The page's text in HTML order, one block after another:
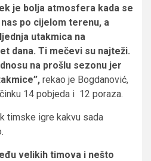
je bolja atmosfera kada se
po cijelom terenu, a
utakmica na
dana. Ti mečevi su najteži.
na prošlu sezonu jer
rekao je Bogdanović,
14 pobjeda i 12 poraza.
timske igre kakvu sada
velikih timova i nešto